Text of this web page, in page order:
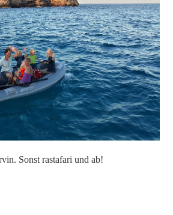
Sonst rastafari und ab!